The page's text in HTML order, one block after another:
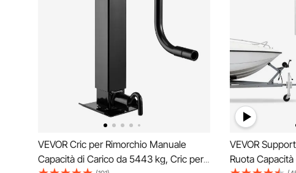
VEVOR Cric per Rimorchio Manuale
Capacità di Carico da 5443 kg, Cric per
VEVOR
Ruota